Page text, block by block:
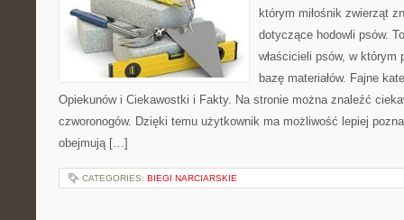
którym miłośnik zwierząt
dotyczące hodowli psów.
właścicieli psów, w którym
bazę materiałów. Fajne
Opiekunów i Ciekawostki i Fakty. Na stronie można znaleźć
czworonogów. Dzięki temu użytkownik ma możliwość lepiej
obejmują […]
CATEGORIES: BIEGI NARCIARSKIE